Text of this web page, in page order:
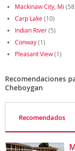
Mackinaw City, Mi
Carp Lake(10)
Indian River(5)
Conway(1)
Pleasant View(1)
Recomendaciones
Cheboygan
Recomendados